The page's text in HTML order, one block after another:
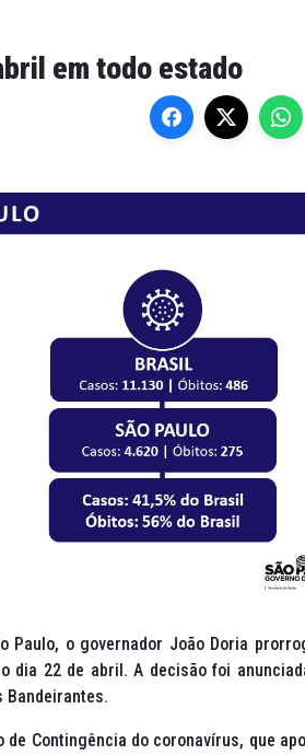
em todo estado
Paulo, o governador João Doria
dia 22 de abril. A decisão foi
Bandeirantes.
Contingência do coronavírus, que